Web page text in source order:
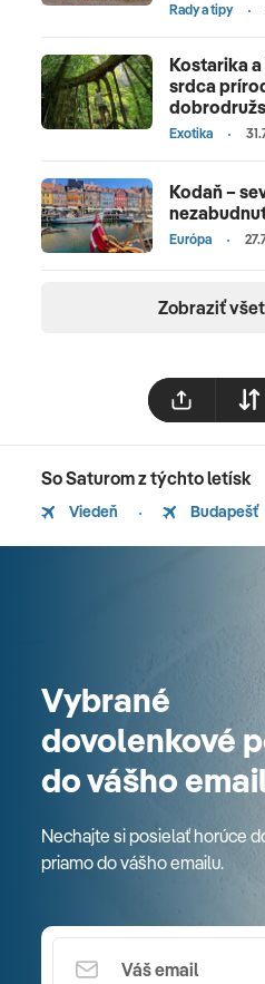
Rady a tipy
Kostarika
srdca
Exotika
Kodaň –
Európa
Zobraziť
So Saturom z týchto letísk
Viedeň Budapešť
Vybrané
dovolenkové
do vášho
Nechajte si posielať horúce
priamo do vášho emailu.